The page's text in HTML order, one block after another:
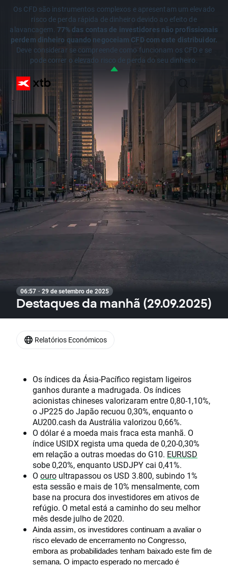
Os CFD são instrumentos complexos e apresentam um elevado
risco de perda rápida de dinheiro devido ao efeito de
alavancagem. 77% das contas de investidores não profissionais
perdem dinheiro quando negoceiam CFD com este distribuidor.
Deve considerar se compreende como funcionam os CFD e se
pode correr o elevado risco de perda do seu dinheiro.
06:57 · 29 de setembro de 2025
Destaques da manhã (29.09.2025)
Os índices da Ásia-Pacífico registam ligeiros
ganhos durante a madrugada. Os índices
acionistas chineses valorizaram entre 0,80-1,10%,
o JP225 do Japão recuou 0,30%, enquanto o
AU200.cash da Austrália valorizou 0,66%.
O dólar é a moeda mais fraca esta manhã. O
índice USIDX regista uma queda de 0,20-0,30%
em relação a outras moedas do G10. EURUSD
sobe 0,20%, enquanto USDJPY cai 0,41%.
O ouro ultrapassou os USD 3.800, subindo 1%
esta sessão e mais de 10% mensalmente, com
base na procura dos investidores em ativos de
refúgio. O metal está a caminho do seu melhor
mês desde julho de 2020.
Ainda assim, os investidores continuam a avaliar o
risco elevado de encerramento no Congresso,
embora as probabilidades tenham baixado este fim de
semana. O impacto esperado no mercado é
Relatórios Económicos